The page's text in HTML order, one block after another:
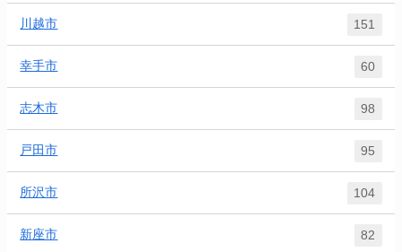
川越市 151
幸手市 60
志木市 98
戸田市 95
所沢市 104
新座市 82